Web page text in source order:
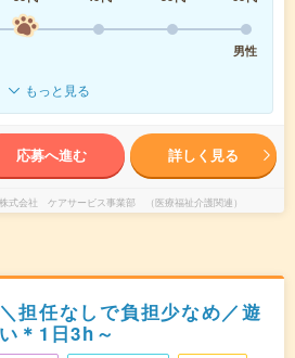
男性
もっと見る
応募へ進む 詳しく見る
式会社 ケアサービス事業部 （医療福祉介護関連）
担任なしで負担少なめ／遊
＊1日3h～